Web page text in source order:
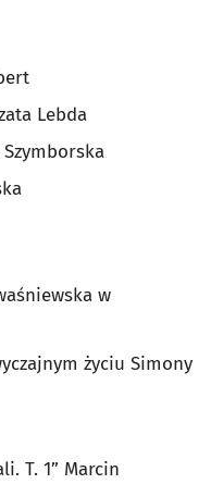
Lebda
Szymborska
w
życiu Simony
T. 1” Marcin